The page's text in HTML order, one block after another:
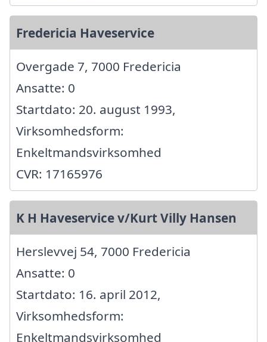
Fredericia Haveservice
Overgade 7, 7000 Fredericia
Ansatte: 0
Startdato: 20. august 1993,
Virksomhedsform:
Enkeltmandsvirksomhed
CVR: 17165976
K H Haveservice v/Kurt Villy Hansen
Herslevvej 54, 7000 Fredericia
Ansatte: 0
Startdato: 16. april 2012,
Virksomhedsform:
Enkeltmandsvirksomhed